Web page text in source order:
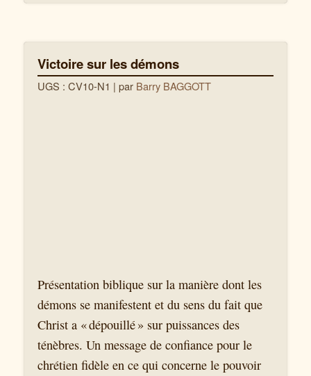
Victoire sur les démons
UGS : CV10-N1 | par Barry BAGGOTT
Présentation biblique sur la manière dont les
démons se manifestent et du sens du fait que
Christ a « dépouillé » sur puissances des
ténèbres. Un message de confiance pour le
chrétien fidèle en ce qui concerne le pouvoir